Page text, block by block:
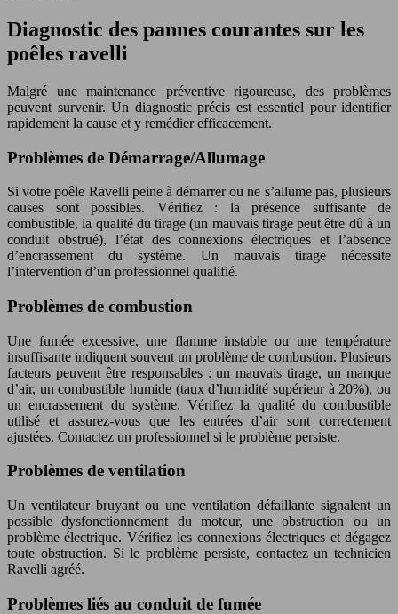
Diagnostic des pannes courantes sur les
poêles ravelli
Malgré une maintenance préventive rigoureuse, des problèmes
peuvent survenir. Un diagnostic précis est essentiel pour identifier
rapidement la cause et y remédier efficacement.
Problèmes de Démarrage/Allumage
Si votre poêle Ravelli peine à démarrer ou ne s’allume pas, plusieurs
causes sont possibles. Vérifiez : la présence suffisante de
combustible, la qualité du tirage (un mauvais tirage peut être dû à un
conduit obstrué), l’état des connexions électriques et l’absence
d’encrassement du système. Un mauvais tirage nécessite
l’intervention d’un professionnel qualifié.
Problèmes de combustion
Une fumée excessive, une flamme instable ou une température
insuffisante indiquent souvent un problème de combustion. Plusieurs
facteurs peuvent être responsables : un mauvais tirage, un manque
d’air, un combustible humide (taux d’humidité supérieur à 20%), ou
un encrassement du système. Vérifiez la qualité du combustible
utilisé et assurez-vous que les entrées d’air sont correctement
ajustées. Contactez un professionnel si le problème persiste.
Problèmes de ventilation
Un ventilateur bruyant ou une ventilation défaillante signalent un
possible dysfonctionnement du moteur, une obstruction ou un
problème électrique. Vérifiez les connexions électriques et dégagez
toute obstruction. Si le problème persiste, contactez un technicien
Ravelli agréé.
Problèmes liés au conduit de fumée